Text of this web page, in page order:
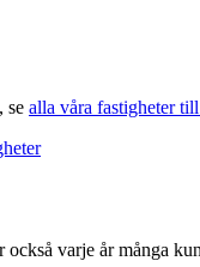
se alla våra fastigheter
varje år många